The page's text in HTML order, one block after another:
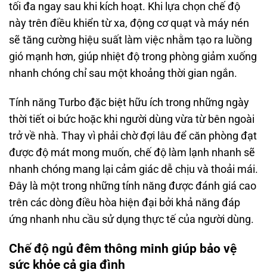
tối đa ngay sau khi kích hoạt. Khi lựa chọn chế độ
này trên điều khiển từ xa, động cơ quạt và máy nén
sẽ tăng cường hiệu suất làm việc nhằm tạo ra luồng
gió mạnh hơn, giúp nhiệt độ trong phòng giảm xuống
nhanh chóng chỉ sau một khoảng thời gian ngắn.
Tính năng Turbo đặc biệt hữu ích trong những ngày
thời tiết oi bức hoặc khi người dùng vừa từ bên ngoài
trở về nhà. Thay vì phải chờ đợi lâu để căn phòng đạt
được độ mát mong muốn, chế độ làm lạnh nhanh sẽ
nhanh chóng mang lại cảm giác dễ chịu và thoải mái.
Đây là một trong những tính năng được đánh giá cao
trên các dòng điều hòa hiện đại bởi khả năng đáp
ứng nhanh nhu cầu sử dụng thực tế của người dùng.
Chế độ ngủ đêm thông minh giúp bảo vệ
sức khỏe cả gia đình